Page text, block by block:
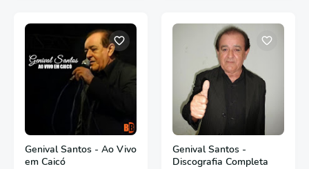
Genival Santos - Ao Vivo
em Caicó
Genival Santos -
Discografia Completa